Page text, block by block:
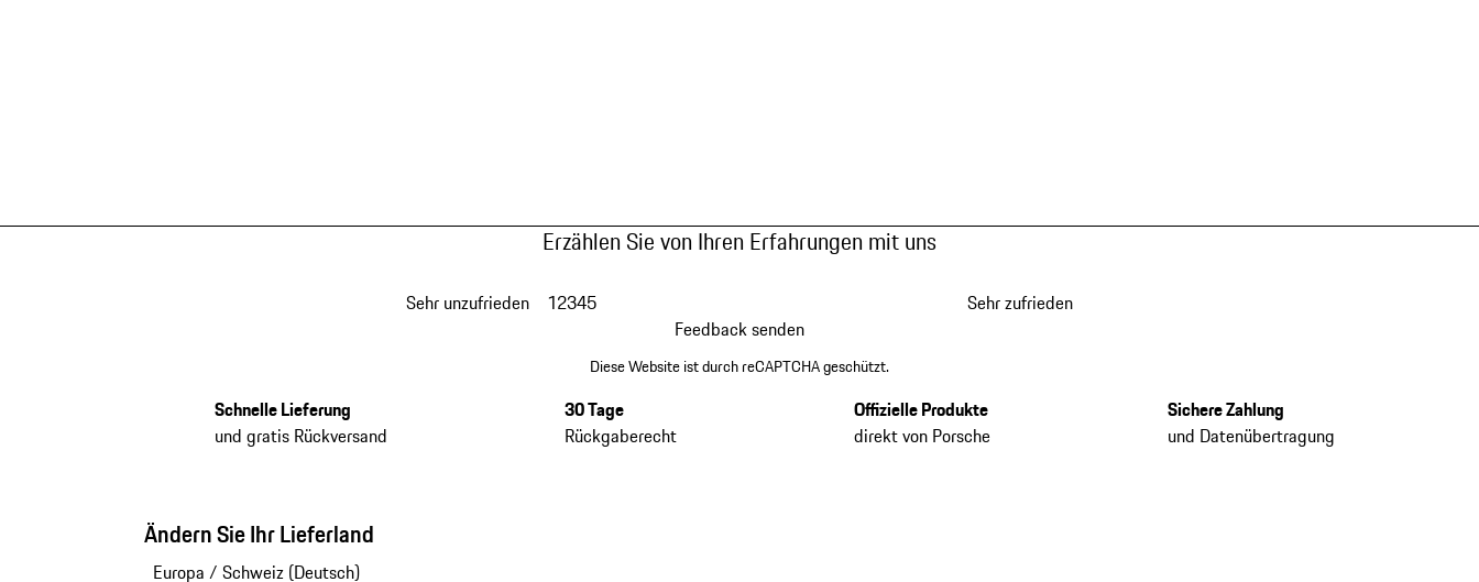
Erzählen Sie von Ihren Erfahrungen mit uns
Sehr unzufrieden 12345
Sehr zufrieden
Feedback senden
Diese Website ist durch reCAPTCHA geschützt.
Schnelle Lieferung
und gratis Rückversand
30 Tage
Rückgaberecht
Offizielle Produkte
direkt von Porsche
Sichere Zahlung
und Datenübertragung
Ändern Sie Ihr Lieferland
Europa / Schweiz (Deutsch)